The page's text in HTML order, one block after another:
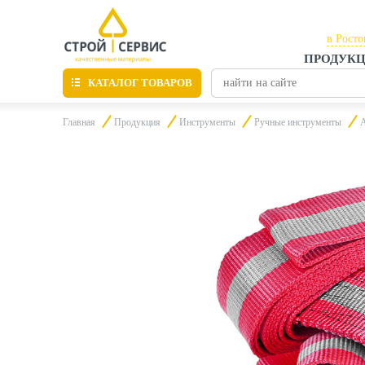
в
в
КАТАЛОГ ТОВАРОВ
Материалы для отделки
Главная Продукция Инструменты Ручные инструменты